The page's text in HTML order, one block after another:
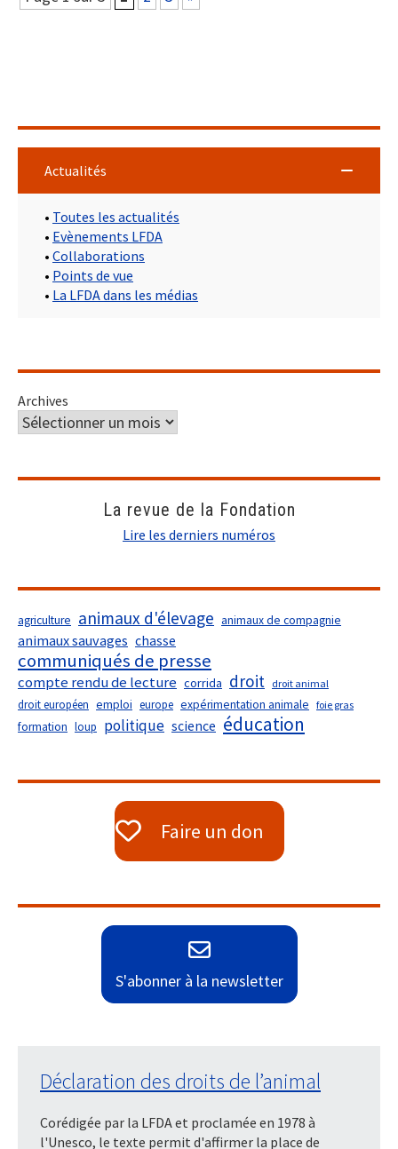
Actualités
• Toutes les actualités
• Evènements LFDA
• Collaborations
• Points de vue
• La LFDA dans les médias
Archives
La revue de la Fondation
Lire les derniers numéros
agriculture animaux d'élevage animaux de compagnie
animaux sauvages chasse
communiqués de presse
compte rendu de lecture corrida droit droit animal
droit européen emploi europe expérimentation animale foie gras
formation loup politique science éducation
Faire un don
S'abonner à la newsletter
Déclaration des droits de l’animal
Corédigée par la LFDA et proclamée en 1978 à
l'Unesco, le texte permit d'affirmer la place de